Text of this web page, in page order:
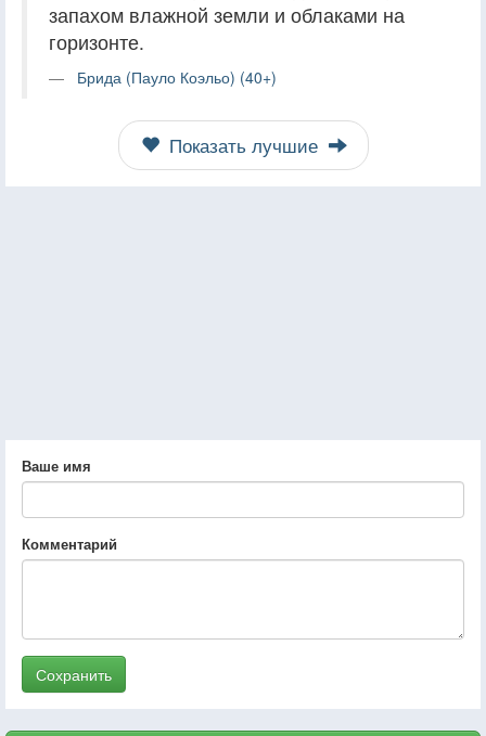
запахом влажной земли и облаками на
горизонте.
Брида (Пауло Коэльо) (40+)
Показать лучшие
Ваше имя
Комментарий
Сохранить